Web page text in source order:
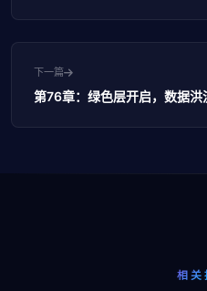
下一篇
第76章：绿色层开启，数据洪
相关